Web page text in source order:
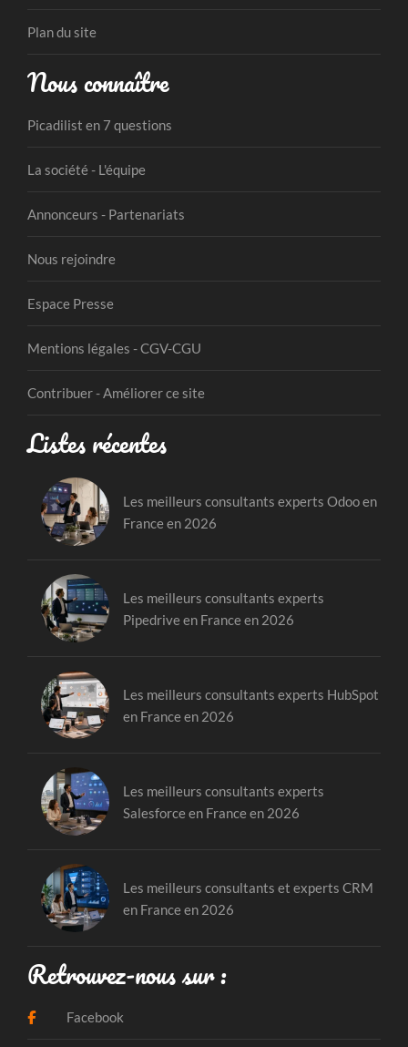
Plan du site
Nous connaître
Picadilist en 7 questions
La société - L'équipe
Annonceurs - Partenariats
Nous rejoindre
Espace Presse
Mentions légales - CGV-CGU
Contribuer - Améliorer ce site
Listes récentes
Les meilleurs consultants experts Odoo en
France en 2026
Les meilleurs consultants experts
Pipedrive en France en 2026
Les meilleurs consultants experts HubSpot
en France en 2026
Les meilleurs consultants experts
Salesforce en France en 2026
Les meilleurs consultants et experts CRM
en France en 2026
Retrouvez-nous sur :
Facebook